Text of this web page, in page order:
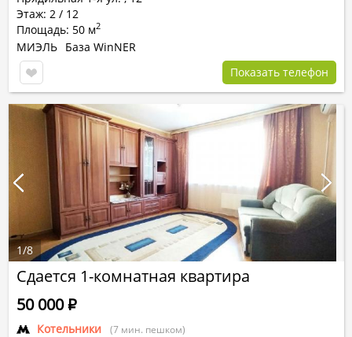
Этаж: 2 / 12
Площадь: 50 м2
МИЭЛЬ База WinNER
Показать телефон
Сдается 1-комнатная квартира
Котельники (7 мин. пешком)
50 000Р
1/8